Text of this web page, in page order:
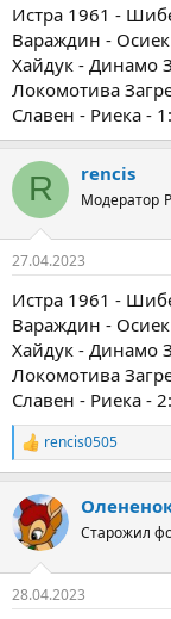
Истра 1961 -
Вараждин -
Хайдук - Динамо
Локомотива
Славен - Риека -
R rencis
Модератор
27.04.2023
Истра 1961 -
Вараждин -
Хайдук - Динамо
Локомотива
Славен - Риека -
Р
е
к
ц
и
rencis0505
Старожил
28.04.2023